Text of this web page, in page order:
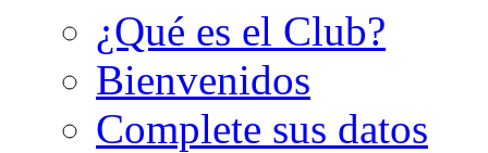
¿Qué es el Club?
Bienvenidos
Complete sus datos